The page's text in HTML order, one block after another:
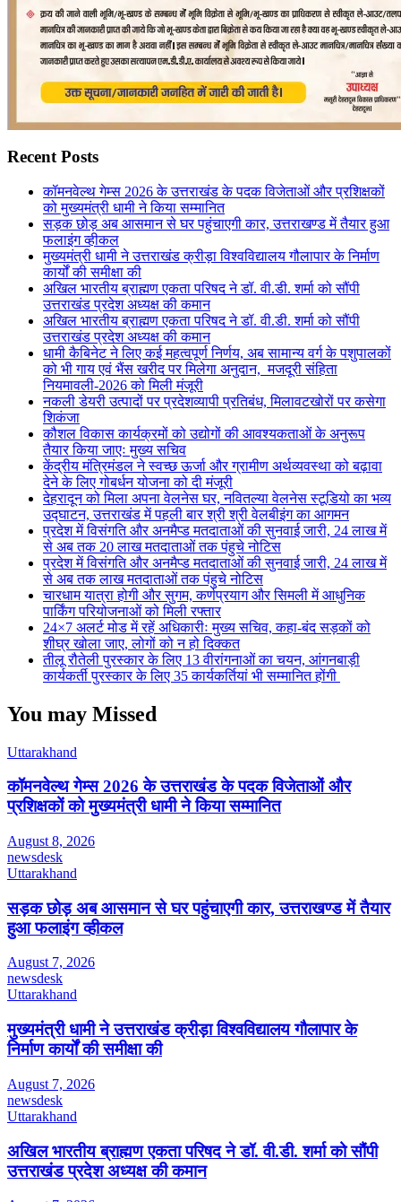
Recent Posts
कॉमनवेल्थ गेम्स 2026 के उत्तराखंड के पदक विजेताओं और प्रशिक्षकों
को मुख्यमंत्री धामी ने किया सम्मानित
सड़क छोड़ अब आसमान से घर पहुंचाएगी कार, उत्तराखण्ड में तैयार हुआ
फलाइंग व्हीकल
मुख्यमंत्री धामी ने उत्तराखंड क्रीड़ा विश्वविद्यालय गौलापार के निर्माण
कार्यों की समीक्षा की
अखिल भारतीय ब्राह्मण एकता परिषद ने डॉ. वी.डी. शर्मा को सौंपी
उत्तराखंड प्रदेश अध्यक्ष की कमान
अखिल भारतीय ब्राह्मण एकता परिषद ने डॉ. वी.डी. शर्मा को सौंपी
उत्तराखंड प्रदेश अध्यक्ष की कमान
धामी कैबिनेट ने लिए कई महत्वपूर्ण निर्णय, अब सामान्य वर्ग के पशुपालकों
को भी गाय एवं भैंस खरीद पर मिलेगा अनुदान, मजदूरी संहिता
नियमावली-2026 को मिली मंजूरी
नकली डेयरी उत्पादों पर प्रदेशव्यापी प्रतिबंध, मिलावटखोरों पर कसेगा
शिकंजा
कौशल विकास कार्यक्रमों को उद्योगों की आवश्यकताओं के अनुरूप
तैयार किया जाएः मुख्य सचिव
केंद्रीय मंत्रिमंडल ने स्वच्छ ऊर्जा और ग्रामीण अर्थव्यवस्था को बढ़ावा
देने के लिए गोबर्धन योजना को दी मंजूरी
देहरादून को मिला अपना वेलनेस घर, नवितल्या वेलनेस स्टूडियो का भव्य
उद्घाटन, उत्तराखंड में पहली बार श्री श्री वेलबीइंग का आगमन
प्रदेश में विसंगति और अनमैप्ड मतदाताओं की सुनवाई जारी, 24 लाख में
से अब तक 20 लाख मतदाताओं तक पंहुचे नोटिस
प्रदेश में विसंगति और अनमैप्ड मतदाताओं की सुनवाई जारी, 24 लाख में
से अब तक लाख मतदाताओं तक पंहुचे नोटिस
चारधाम यात्रा होगी और सुगम, कर्णप्रयाग और सिमली में आधुनिक
पार्किंग परियोजनाओं को मिली रफ्तार
24×7 अलर्ट मोड में रहें अधिकारीः मुख्य सचिव, कहा-बंद सड़कों को
शीघ्र खोला जाए, लोगों को न हो दिक्कत
तीलू रौतेली पुरस्कार के लिए 13 वीरांगनाओं का चयन, आंगनबाड़ी
कार्यकर्ती पुरस्कार के लिए 35 कार्यकर्तियां भी सम्मानित होंगी
You may Missed
Uttarakhand
कॉमनवेल्थ गेम्स 2026 के उत्तराखंड के पदक विजेताओं और
प्रशिक्षकों को मुख्यमंत्री धामी ने किया सम्मानित
August 8, 2026
newsdesk
Uttarakhand
सड़क छोड़ अब आसमान से घर पहुंचाएगी कार, उत्तराखण्ड में तैयार
हुआ फलाइंग व्हीकल
August 7, 2026
newsdesk
Uttarakhand
मुख्यमंत्री धामी ने उत्तराखंड क्रीड़ा विश्वविद्यालय गौलापार के
निर्माण कार्यों की समीक्षा की
August 7, 2026
newsdesk
Uttarakhand
अखिल भारतीय ब्राह्मण एकता परिषद ने डॉ. वी.डी. शर्मा को सौंपी
उत्तराखंड प्रदेश अध्यक्ष की कमान